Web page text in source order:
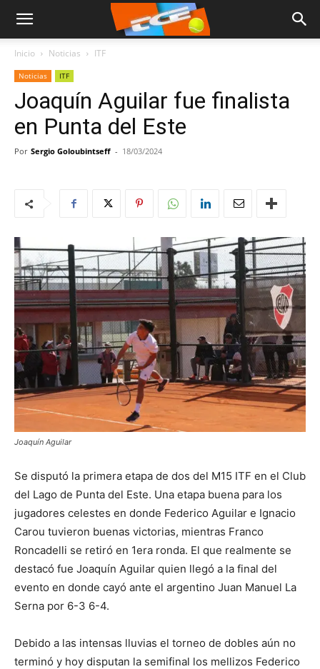
Inicio Noticias ITF
Noticias ITF
Joaquín Aguilar fue finalista
en Punta del Este
Por Sergio Goloubintseff - 18/03/2024
Joaquín Aguilar
Se disputó la primera etapa de dos del M15 ITF en el Club
del Lago de Punta del Este. Una etapa buena para los
jugadores celestes en donde Federico Aguilar e Ignacio
Carou tuvieron buenas victorias, mientras Franco
Roncadelli se retiró en 1era ronda. El que realmente se
destacó fue Joaquín Aguilar quien llegó a la final del
evento en donde cayó ante el argentino Juan Manuel La
Serna por 6-3 6-4.
Debido a las intensas lluvias el torneo de dobles aún no
terminó y hoy disputan la semifinal los mellizos Federico